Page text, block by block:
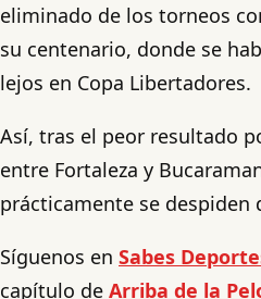
eliminado de los torneos
su centenario, donde se
lejos en Copa Libertadores.
Así, tras el peor resultado
entre Fortaleza y
prácticamente se despiden
Síguenos en Sabes
capítulo de Arriba de la